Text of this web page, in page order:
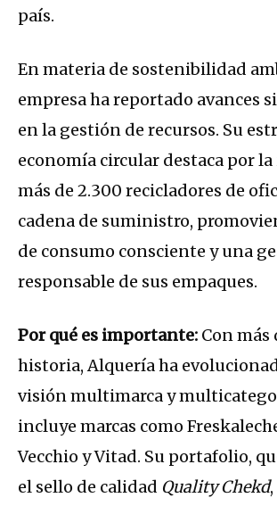
país.
En materia de sostenibilidad
empresa ha reportado avances
en la gestión de recursos. Su
economía circular destaca por
más de 2.300 recicladores de
cadena de suministro,
de consumo consciente y una
responsable de sus empaques.
Por qué es importante: Con más
historia, Alquería ha
visión multimarca y
incluye marcas como
Vecchio y Vitad. Su portafolio,
el sello de calidad Quality Chekd